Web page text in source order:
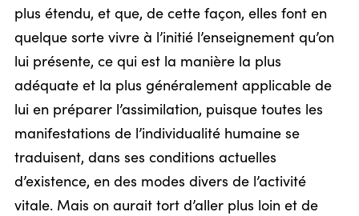
plus étendu, et que, de cette façon, elles font en
quelque sorte vivre à l’initié l’enseignement qu’on
lui présente, ce qui est la manière la plus
adéquate et la plus généralement applicable de
lui en préparer l’assimilation, puisque toutes les
manifestations de l’individualité humaine se
traduisent, dans ses conditions actuelles
d’existence, en des modes divers de l’activité
vitale. Mais on aurait tort d’aller plus loin et de